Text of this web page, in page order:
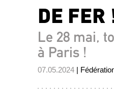
DE FER
Le 28 mai,
à Paris !
07.05.2024 |